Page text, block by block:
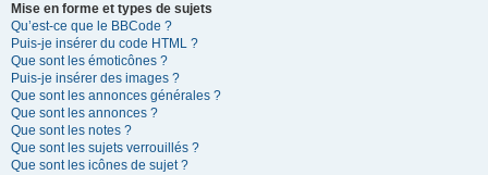
Mise en forme et types de sujets
Qu’est-ce que le BBCode ?
Puis-je insérer du code HTML ?
Que sont les émoticônes ?
Puis-je insérer des images ?
Que sont les annonces générales ?
Que sont les annonces ?
Que sont les notes ?
Que sont les sujets verrouillés ?
Que sont les icônes de sujet ?